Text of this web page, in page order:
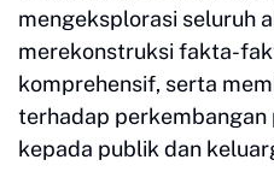
mengeksplorasi seluruh
merekonstruksi fakta-
komprehensif, serta
terhadap perkembangan
kepada publik dan